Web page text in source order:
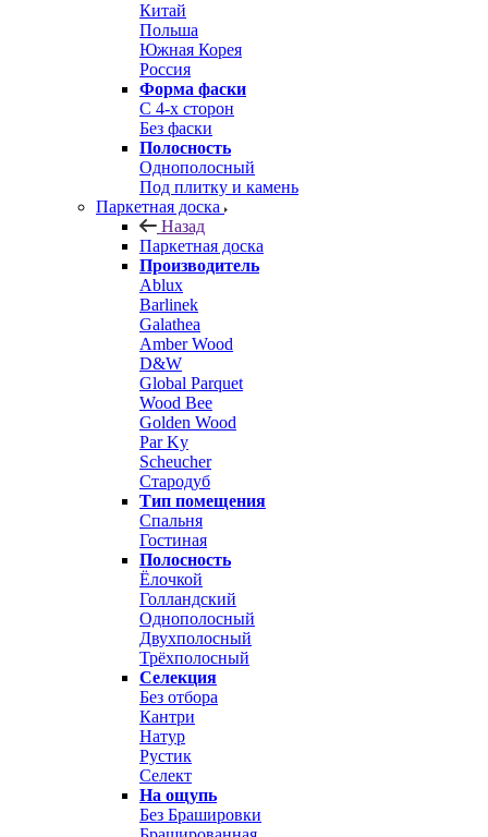
Китай
Польша
Южная Корея
Россия
Форма фаски
С 4-х сторон
Без фаски
Полосность
Однополосный
Под плитку и камень
Паркетная доска
Назад
Паркетная доска
Производитель
Ablux
Barlinek
Galathea
Amber Wood
D&W
Global Parquet
Wood Bee
Golden Wood
Par Ky
Scheucher
Стародуб
Тип помещения
Спальня
Гостиная
Полосность
Ёлочкой
Голландский
Однополосный
Двухполосный
Трёхполосный
Селекция
Без отбора
Кантри
Натур
Рустик
Селект
На ощупь
Без Брашировки